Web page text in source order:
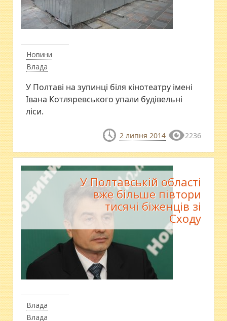
Новини
Влада
У Полтаві на зупинці біля кінотеатру імені
Івана Котляревського упали будівельні
ліси.
2 липня 2014 2236
Влада
Влада
У Полтавській області
вже більше півтори
тисячі біженців зі
Сходу